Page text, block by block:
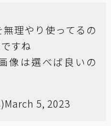
理やり使ってるの
すね
像は選べば良いの
March 5, 2023